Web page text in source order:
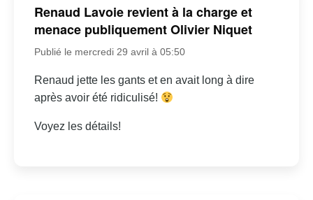
Renaud Lavoie revient à la charge et
menace publiquement Olivier Niquet
Publié le mercredi 29 avril à 05:50
Renaud jette les gants et en avait long à dire
après avoir été ridiculisé!
Voyez les détails!